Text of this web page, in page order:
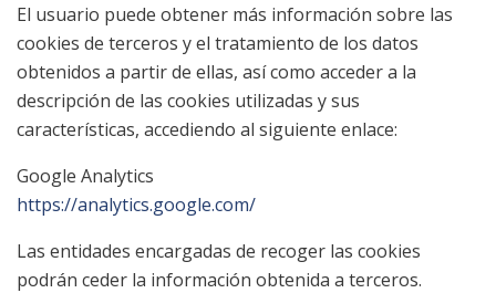
El usuario puede obtener más información sobre las
cookies de terceros y el tratamiento de los datos
obtenidos a partir de ellas, así como acceder a la
descripción de las cookies utilizadas y sus
características, accediendo al siguiente enlace:
Google Analytics
https://analytics.google.com/
Las entidades encargadas de recoger las cookies
podrán ceder la información obtenida a terceros.